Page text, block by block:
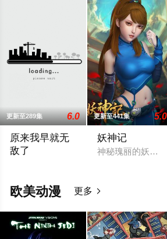
更新至289集 6.0
原来我早就无
敌了
更新至441集 5.0
妖神记
神秘瑰丽的妖灵
欧美动漫 更多 